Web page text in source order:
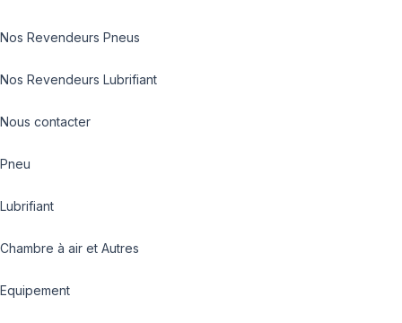
Nos Revendeurs Pneus
Nos Revendeurs Lubrifiant
Nous contacter
Pneu
Lubrifiant
Chambre à air et Autres
Equipement